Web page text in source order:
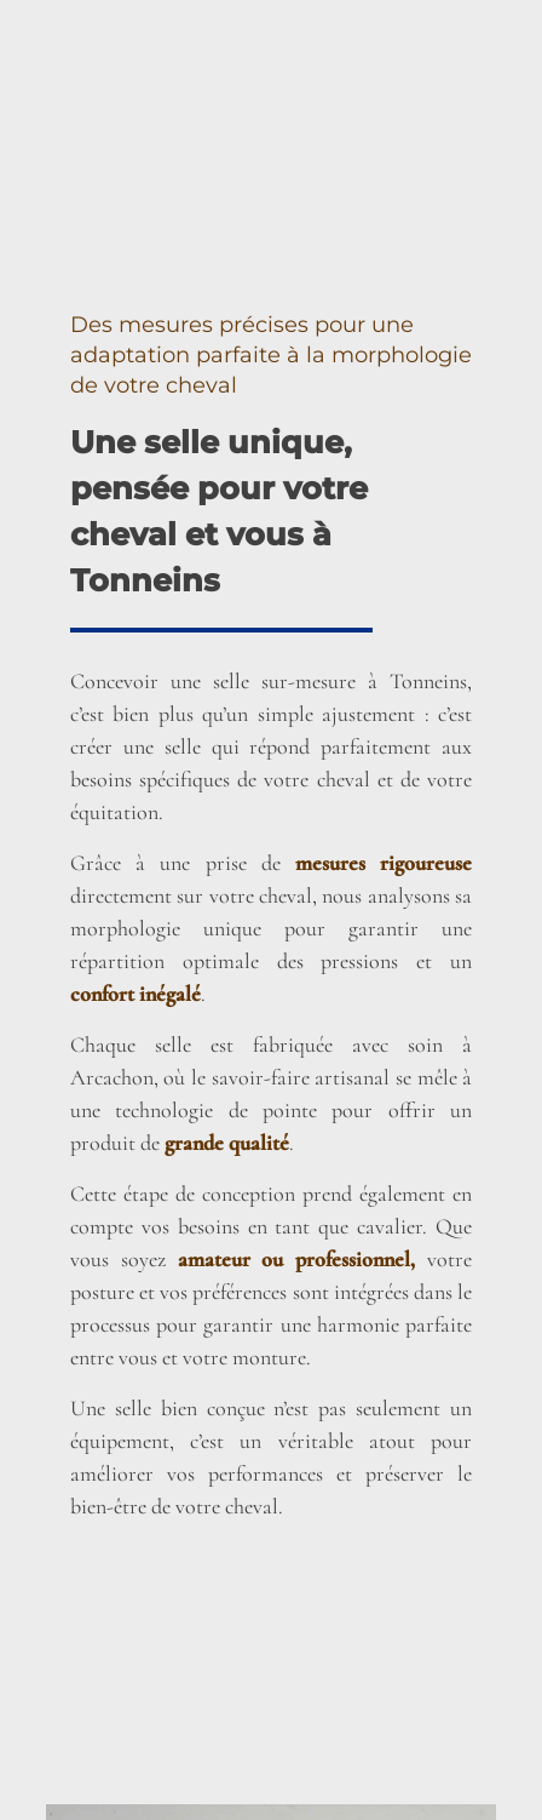
Des mesures précises pour une
adaptation parfaite à la morphologie
de votre cheval
Une selle unique,
pensée pour votre
cheval et vous à
Tonneins
Concevoir une selle sur-mesure à Tonneins,
c’est bien plus qu’un simple ajustement : c’est
créer une selle qui répond parfaitement aux
besoins spécifiques de votre cheval et de votre
équitation.
Grâce à une prise demesures rigoureuse
directement sur votre cheval, nous analysons sa
morphologie unique pour garantir une
répartition optimale des pressions et un
confort inégalé.
Chaque selle est fabriquée avec soin à
Arcachon, où le savoir-faire artisanal se mêle à
une technologie de pointe pour offrir un
produit degrande qualité.
Cette étape de conception prend également en
compte vos besoins en tant que cavalier. Que
vous soyez amateur ou professionnel, votre
posture et vos préférences sont intégrées dans le
processus pour garantir une harmonie parfaite
entre vous et votre monture.
Une selle bien conçue n’est pas seulement un
équipement, c’est un véritable atout pour
améliorer vos performances et préserver le
bien-être de votre cheval.